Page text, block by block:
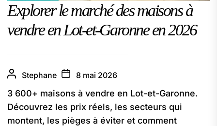
Explorer le marché des maisons à
vendre en Lot-et-Garonne en 2026
Stephane 8 mai 2026
3 600+ maisons à vendre en Lot-et-Garonne.
Découvrez les prix réels, les secteurs qui
montent, les pièges à éviter et comment